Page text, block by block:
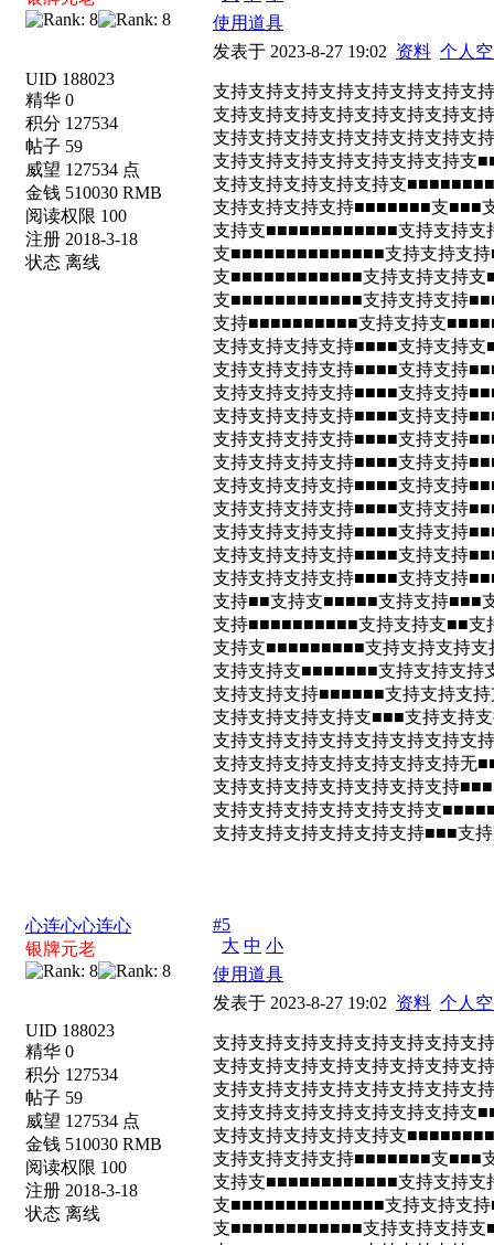
UID 188023
精华 0
积分 127534
帖子 59
威望 127534 点
金钱 510030 RMB
阅读权限 100
注册 2018-3-18
状态 离线
使用道具
发表于 2023-8-27 19:02 资料 个人
支持支持支持支持支持支持支持支
支持支持支持支持支持支持支持支
支持支持支持支持支持支持支持
支持支持支持支持支持支持支持
支持支持支持支持支持支
支持支持支持支持■■■■■■■支■■■
支持支■■■■■■■■■■■■支持支持支
支■■■■■■■■■■■■■■支持支持支
支■■■■■■■■■■■■支持支持支持
支■■■■■■■■■■■■支持支持支持
支持■■■■■■■■■■支持支持支
支持支持支持支持■■■■支持支持
支持支持支持支持■■■■支持支持
支持支持支持支持■■■■支持支持
支持支持支持支持■■■■支持支持
支持支持支持支持■■■■支持支持
支持支持支持支持■■■■支持支持
支持支持支持支持■■■■支持支持
支持支持支持支持■■■■支持支持
支持支持支持支持■■■■支持支持
支持支持支持支持■■■■支持支持
支持支持支持支持■■■■支持支持
支持■■支持支■■■■■支持支持■■■
支持■■■■■■■■■■支持支持支■■支
支持支■■■■■■■■■支持支持支持
支持支持支■■■■■■■支持支持支持
支持支持支持■■■■■■支持支持支
支持支持支持支持支■■■支持支持
支持支持支持支持支持支持支持支
支持支持支持支持支持支持支持
支持支持支持支持支持支持支持
支持支持支持支持支持支持支
支持支持支持支持支持支持■■■支
心连心心连心
银牌元老
UID 188023
精华 0
积分 127534
帖子 59
威望 127534 点
金钱 510030 RMB
阅读权限 100
注册 2018-3-18
状态 离线
#5
大 中 小
使用道具
发表于 2023-8-27 19:02 资料 个人
支持支持支持支持支持支持支持支
支持支持支持支持支持支持支持支
支持支持支持支持支持支持支持
支持支持支持支持支持支持支持
支持支持支持支持支持支
支持支持支持支持■■■■■■■支■■■
支持支■■■■■■■■■■■■支持支持支
支■■■■■■■■■■■■■■支持支持支
支■■■■■■■■■■■■支持支持支持